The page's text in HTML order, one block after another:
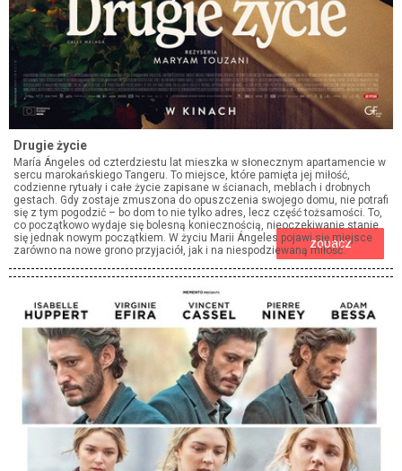
Drugie życie
María Ángeles od czterdziestu lat mieszka w słonecznym apartamencie w
sercu marokańskiego Tangeru. To miejsce, które pamięta jej miłość,
codzienne rytuały i całe życie zapisane w ścianach, meblach i drobnych
gestach. Gdy zostaje zmuszona do opuszczenia swojego domu, nie potrafi
się z tym pogodzić – bo dom to nie tylko adres, lecz część tożsamości. To,
co początkowo wydaje się bolesną koniecznością, nieoczekiwanie stanie
się jednak nowym początkiem. W życiu Marii Ángeles pojawi się miejsce
zarówno na nowe grono przyjaciół, jak i na niespodziewaną miłość.
zobacz